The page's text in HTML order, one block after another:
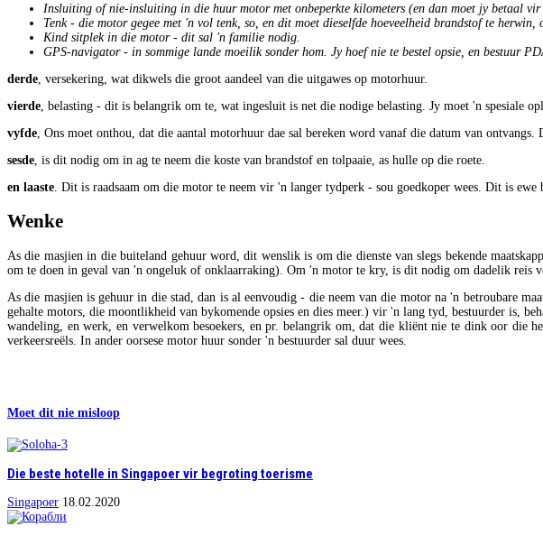
Insluiting of nie-insluiting in die huur motor met onbeperkte kilometers (en dan moet jy betaal vir
Tenk - die motor gegee met 'n vol tenk, so, en dit moet dieselfde hoeveelheid brandstof te
Kind sitplek in die motor - dit sal 'n familie nodig.
GPS-navigator - in sommige lande moeilik sonder hom. Jy hoef nie te bestel opsie, en bestuur
derde , versekering, wat dikwels die groot aandeel van die uitgawes op motorhuur.
vierde , belasting - dit is belangrik om te, wat ingesluit is net die nodige belasting. Jy moet 'n spesiale
vyfde , Ons moet onthou, dat die aantal motorhuur dae sal bereken word vanaf die datum van
sesde , is dit nodig om in ag te neem die koste van brandstof en tolpaaie, as hulle op die roete.
en laaste . Dit is raadsaam om die motor te neem vir 'n langer tydperk - sou goedkoper wees. Dit is
Wenke
As die masjien in die buiteland gehuur word, dit wenslik is om die dienste van slegs bekende
om te doen in geval van 'n ongeluk of onklaarraking). Om 'n motor te kry, is dit nodig om dadelik reis
As die masjien is gehuur in die stad, dan is al eenvoudig - die neem van die motor na 'n betroubare
gehalte motors, die moontlikheid van bykomende opsies en dies meer.) vir 'n lang tyd, bestuurder is,
wandeling, en werk, en verwelkom besoekers, en pr. belangrik om, dat die kliënt nie te dink oor die
verkeersreëls. In ander oorsese motor huur sonder 'n bestuurder sal duur wees.
Moet dit nie misloop
Die beste hotelle in Singapoer vir begroting toerisme
Singapoer 18.02.2020